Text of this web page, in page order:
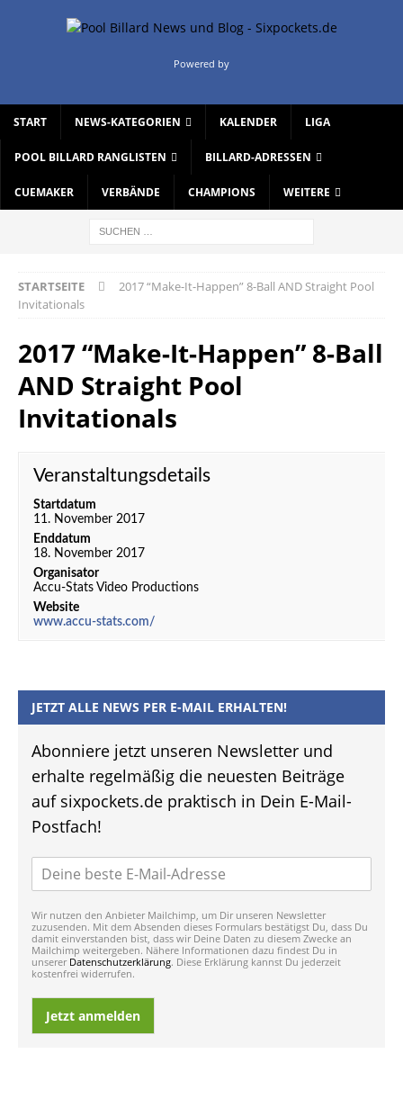
Powered by
START NEWS-KATEGORIEN KALENDER LIGA
POOL BILLARD RANGLISTEN BILLARD-ADRESSEN
CUEMAKER VERBÄNDE CHAMPIONS WEITERE
STARTSEITE
2017 “Make-It-Happen” 8-Ball AND Straight Pool
Invitationals
2017 “Make-It-Happen” 8-Ball
AND Straight Pool
Invitationals
Veranstaltungsdetails
Startdatum
11. November 2017
Enddatum
18. November 2017
Organisator
Accu-Stats Video Productions
Website
www.accu-stats.com/
JETZT ALLE NEWS PER E-MAIL ERHALTEN!
Abonniere jetzt unseren Newsletter und
erhalte regelmäßig die neuesten Beiträge
auf sixpockets.de praktisch in Dein E-Mail-
Postfach!
Wir nutzen den Anbieter Mailchimp, um Dir unseren Newsletter
zuzusenden. Mit dem Absenden dieses Formulars bestätigst Du, dass Du
damit einverstanden bist, dass wir Deine Daten zu diesem Zwecke an
Mailchimp weitergeben. Nähere Informationen dazu findest Du in
unserer Datenschutzerklärung. Diese Erklärung kannst Du jederzeit
kostenfrei widerrufen.
Jetzt anmelden